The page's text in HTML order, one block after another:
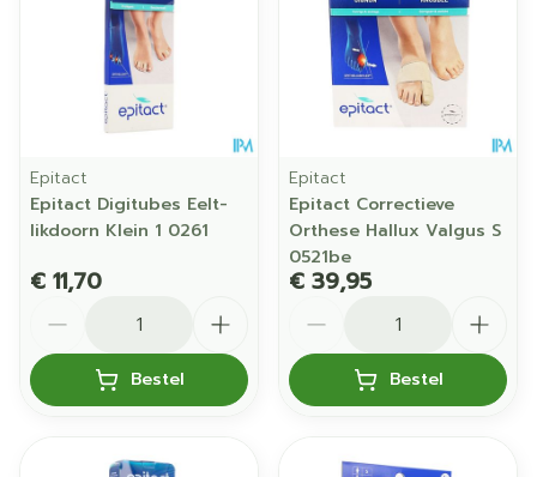
Epitact
Epitact Digitubes Eelt-
likdoorn Klein 1 0261
€ 11,70
Bestel
Epitact
Epitact Correctieve
Orthese Hallux Valgus S
0521be
€ 39,95
Bestel